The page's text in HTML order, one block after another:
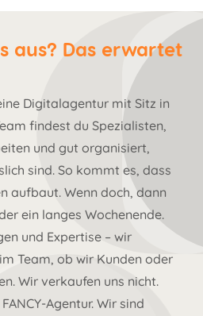
aus? Das erwartet
Digitalagentur mit Sitz in
findest du Spezialisten,
und gut organisiert,
sind. So kommt es, dass
aufbaut. Wenn doch, dann
ein langes Wochenende.
und Expertise – wir
Team, ob wir Kunden oder
Wir verkaufen uns nicht.
Agentur. Wir sind